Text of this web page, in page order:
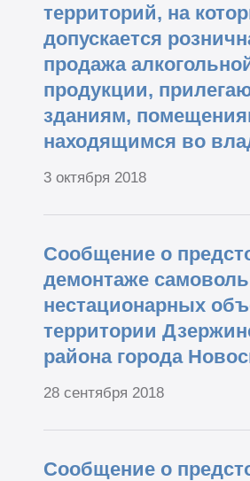
территорий, на
допускается
продажа
продукции,
зданиям,
находящимся во
3 октября 2018
Сообщение о
демонтаже
нестационарных
территории
района города
28 сентября 2018
Сообщение о